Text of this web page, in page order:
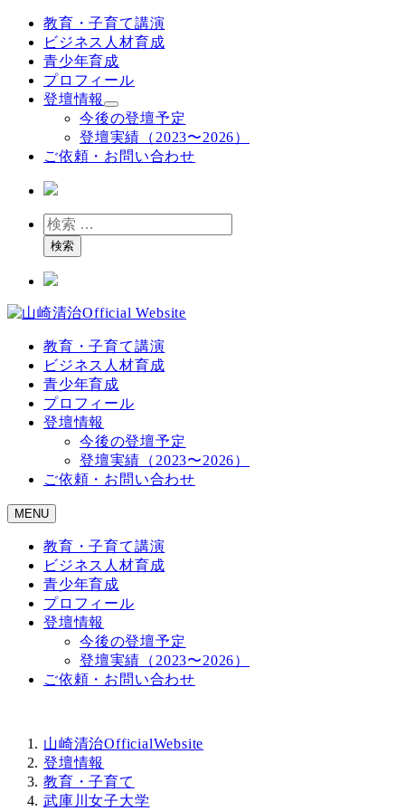
教育・子育て講演
ビジネス人材育成
青少年育成
プロフィール
登壇情報
今後の登壇予定
登壇実績（2023〜2026）
ご依頼・お問い合わせ
検
索検索
教育・子育て講演
ビジネス人材育成
青少年育成
プロフィール
登壇情報
今後の登壇予定
登壇実績（2023〜2026）
ご依頼・お問い合わせ
MENU
教育・子育て講演
ビジネス人材育成
青少年育成
プロフィール
登壇情報
今後の登壇予定
登壇実績（2023〜2026）
ご依頼・お問い合わせ
山崎清治OfficialWebsite
登壇情報
教育・子育て
武庫川女子大学